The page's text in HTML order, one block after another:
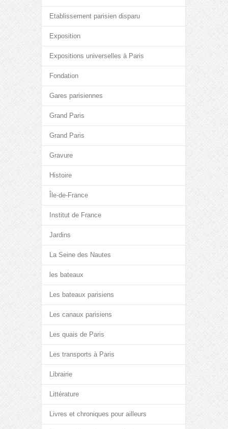
Etablissement parisien disparu
Exposition
Expositions universelles à Paris
Fondation
Gares parisiennes
Grand Paris
Grand Paris
Gravure
Histoire
Île-de-France
Institut de France
Jardins
La Seine des Nautes
les bateaux
Les bateaux parisiens
Les canaux parisiens
Les quais de Paris
Les transports à Paris
Librairie
Littérature
Livres et chroniques pour ailleurs